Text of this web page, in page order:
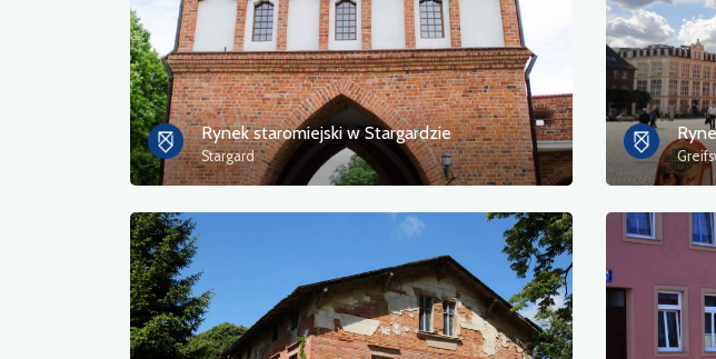
Rynek staromiejski w Stargardzie
Stargard